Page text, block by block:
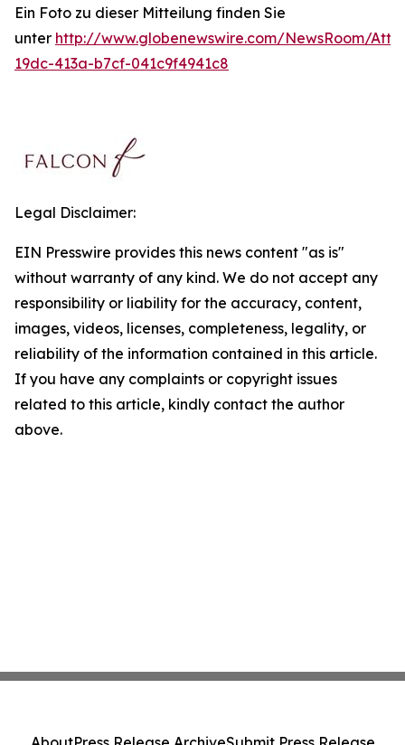
Ein Foto zu dieser Mitteilung finden Sie
unter http://www.globenewswire.com/NewsRoom/
19dc-413a-b7cf-041c9f4941c8
Legal Disclaimer:
EIN Presswire provides this news content "as is"
without warranty of any kind. We do not accept any
responsibility or liability for the accuracy, content,
images, videos, licenses, completeness, legality, or
reliability of the information contained in this article.
If you have any complaints or copyright issues
related to this article, kindly contact the author
above.